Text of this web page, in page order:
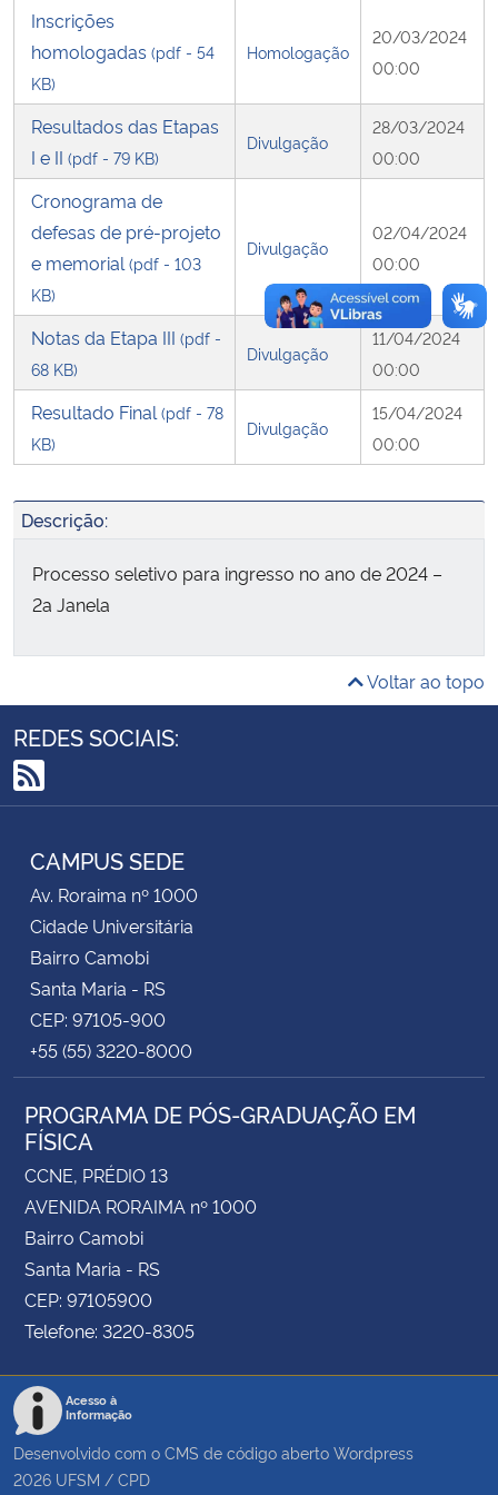
Secretaria-Geral
Secretaria de Governo
Gabinete de Segurança Institucional
Advocacia-Geral da União
Banco Central do Brasil
Planalto
Inscrições
homologadas (pdf - 54
KB)
Homologação
20/03/2024
00:00
Resultados das Etapas
I e II (pdf - 79 KB)
Divulgação
28/03/2024
00:00
Cronograma de
defesas de pré-projeto
e memorial (pdf - 103
KB)
Divulgação
02/04/2024
00:00
Notas da Etapa III (pdf -
68 KB)
Divulgação
11/04/2024
00:00
Resultado Final (pdf - 78
KB)
Divulgação
15/04/2024
00:00
Descrição:
Processo seletivo para ingresso no ano de 2024 –
2a Janela
Voltar ao topo
REDES SOCIAIS:
RSS
CAMPUS SEDE
Av. Roraima nº 1000
Cidade Universitária
Bairro Camobi
Santa Maria - RS
CEP: 97105-900
+55 (55) 3220-8000
PROGRAMA DE PÓS-GRADUAÇÃO EM
FÍSICA
CCNE, PRÉDIO 13
AVENIDA RORAIMA nº 1000
Bairro Camobi
Santa Maria - RS
CEP: 97105900
Telefone: 3220-8305
Acesso à
Informação
Desenvolvido com o CMS de código aberto Wordpress
2026 UFSM / CPD